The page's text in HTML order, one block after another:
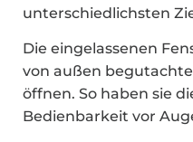
unterschiedlichsten
Die eingelassenen
von außen
öffnen. So haben sie
Bedienbarkeit vor